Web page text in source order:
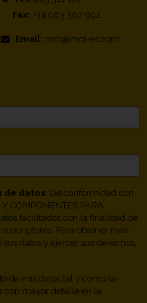
Fax: +34 963 307 992
Email: mct@mct-es.com
de datos . De conformidad con
COMPONENTES PARA
facilitados con la finalidad de
Para obtener más
datos y ejercer sus derechos,
de mis datos tal y como se
con mayor detalle en la